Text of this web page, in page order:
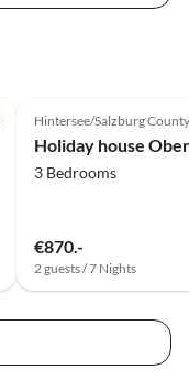
Hintersee/Salzburg County
Holiday house
3 Bedrooms
€870.-
2 guests / 7 Nights